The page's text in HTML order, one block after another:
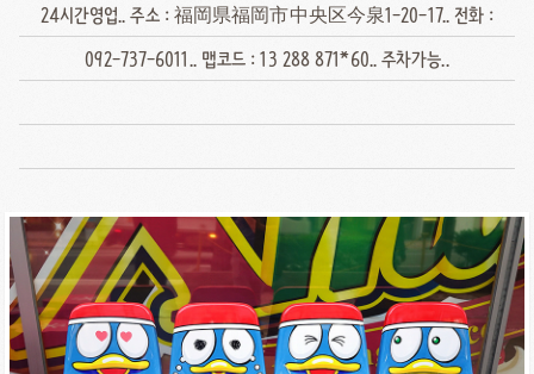
24시간영업.. 주소 : 福岡県福岡市中央区今泉1-20-17.. 전화 :
092-737-6011.. 맵코드 : 13 288 871*60.. 주차가능..